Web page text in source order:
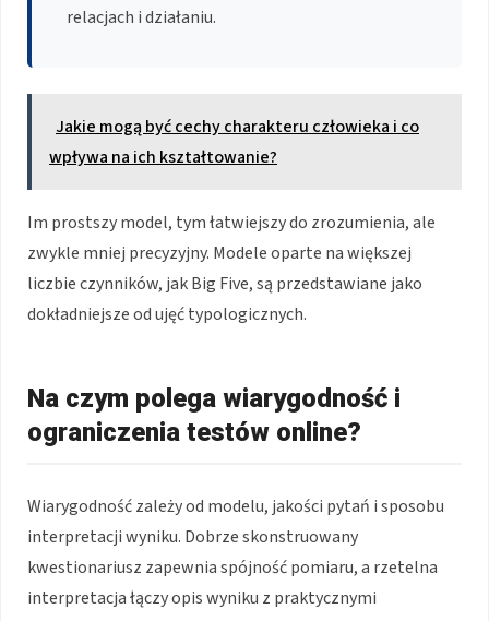
relacjach i działaniu.
Jakie mogą być cechy charakteru człowieka i co
wpływa na ich kształtowanie?
Im prostszy model, tym łatwiejszy do zrozumienia, ale
zwykle mniej precyzyjny. Modele oparte na większej
liczbie czynników, jak Big Five, są przedstawiane jako
dokładniejsze od ujęć typologicznych.
Na czym polega wiarygodność i
ograniczenia testów online?
Wiarygodność zależy od modelu, jakości pytań i sposobu
interpretacji wyniku. Dobrze skonstruowany
kwestionariusz zapewnia spójność pomiaru, a rzetelna
interpretacja łączy opis wyniku z praktycznymi